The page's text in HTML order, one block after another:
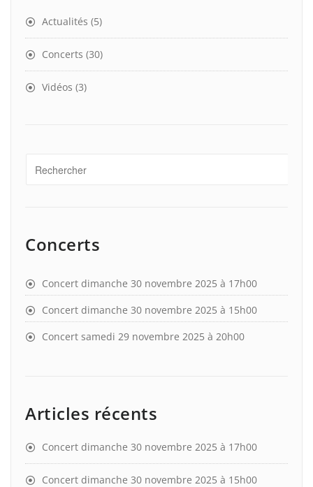
Actualités (5)
Concerts (30)
Vidéos (3)
Concerts
Concert dimanche 30 novembre 2025 à 17h00
Concert dimanche 30 novembre 2025 à 15h00
Concert samedi 29 novembre 2025 à 20h00
Articles récents
Concert dimanche 30 novembre 2025 à 17h00
Concert dimanche 30 novembre 2025 à 15h00